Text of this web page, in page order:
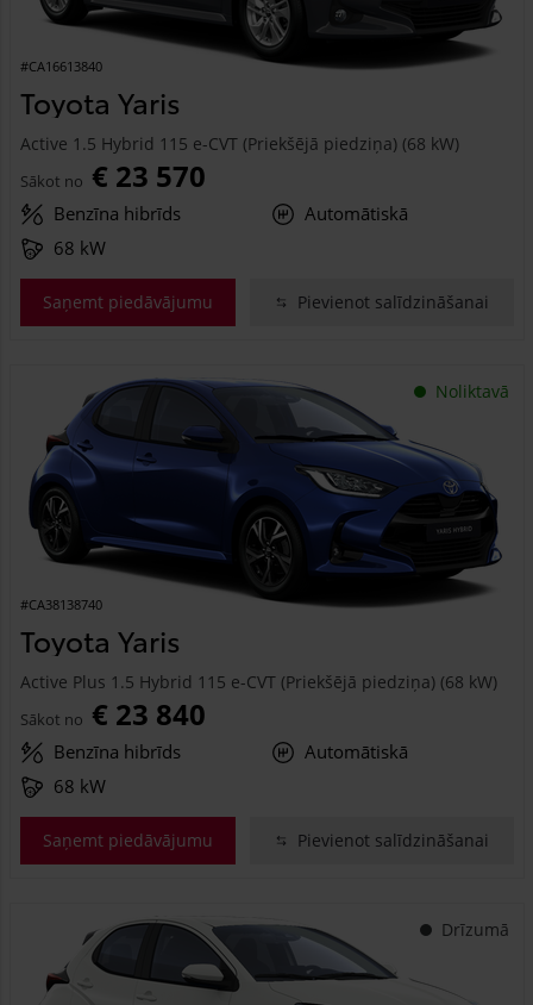
#CA16613840
Toyota Yaris
Active 1.5 Hybrid 115 e-CVT (Priekšējā piedziņa) (68 kW)
Sākot no € 23 570
Benzīna hibrīds
Automātiskā
68 kW
Saņemt piedāvājumu Pievienot salīdzināšanai
Noliktavā
#CA38138740
Toyota Yaris
Active Plus 1.5 Hybrid 115 e-CVT (Priekšējā piedziņa) (68 kW)
Sākot no € 23 840
Benzīna hibrīds
Automātiskā
68 kW
Saņemt piedāvājumu Pievienot salīdzināšanai
Drīzumā